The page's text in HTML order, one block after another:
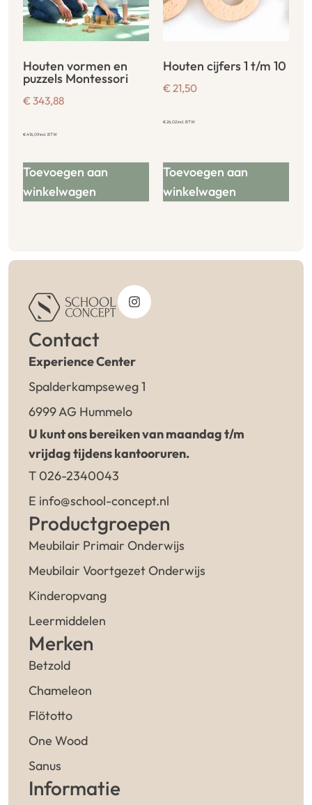
Houten vormen en
puzzels Montessori
€ 343,88
€416,09incl. BTW
Toevoegen aan
winkelwagen
Houten cijfers 1 t/m 10
€ 21,50
€26,02incl. BTW
Toevoegen aan
winkelwagen
Contact
Experience Center
Spalderkampseweg 1
6999 AG Hummelo
U kunt ons bereiken van maandag t/m
vrijdag tijdens kantooruren.
T 026-2340043
E info@school-concept.nl
Productgroepen
Meubilair Primair Onderwijs
Meubilair Voortgezet Onderwijs
Kinderopvang
Leermiddelen
Merken
Betzold
Chameleon
Flötotto
One Wood
Sanus
Informatie